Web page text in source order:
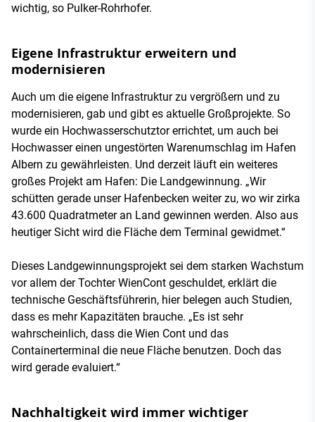
wichtig, so Pulker-Rohrhofer.
Eigene Infrastruktur erweitern und
modernisieren
Auch um die eigene Infrastruktur zu vergrößern und zu
modernisieren, gab und gibt es aktuelle Großprojekte. So
wurde ein Hochwasserschutztor errichtet, um auch bei
Hochwasser einen ungestörten Warenumschlag im Hafen
Albern zu gewährleisten. Und derzeit läuft ein weiteres
großes Projekt am Hafen: Die Landgewinnung. „Wir
schütten gerade unser Hafenbecken weiter zu, wo wir zirka
43.600 Quadratmeter an Land gewinnen werden. Also aus
heutiger Sicht wird die Fläche dem Terminal gewidmet.“
Dieses Landgewinnungsprojekt sei dem starken Wachstum
vor allem der Tochter WienCont geschuldet, erklärt die
technische Geschäftsführerin, hier belegen auch Studien,
dass es mehr Kapazitäten brauche. „Es ist sehr
wahrscheinlich, dass die Wien Cont und das
Containerterminal die neue Fläche benutzen. Doch das
wird gerade evaluiert.“
Nachhaltigkeit wird immer wichtiger